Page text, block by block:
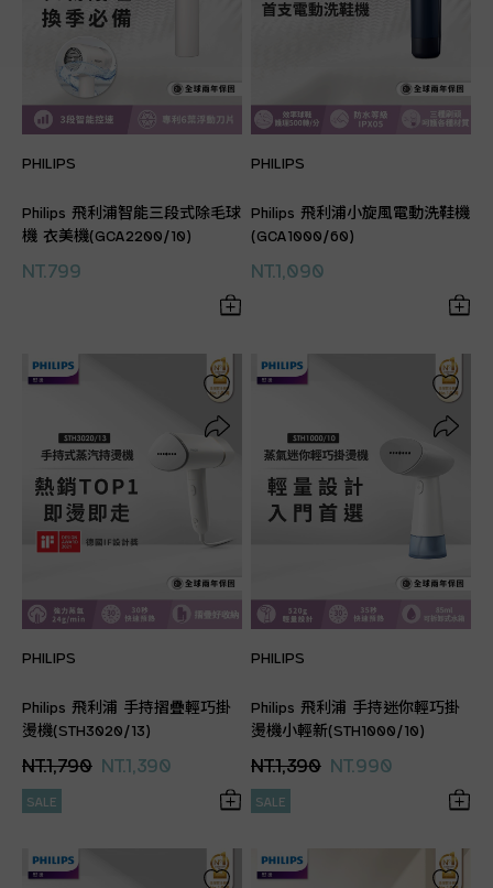
PHILIPS
Philips 飛利浦智能三段式除毛球
機 衣美機(GCA2200/10)
NT.799
PHILIPS
Philips 飛利浦小旋風電動洗鞋機
(GCA1000/60)
NT.1,090
PHILIPS
Philips 飛利浦 手持摺疊輕巧掛
燙機(STH3020/13)
NT.1,790 NT.1,390
SALE
PHILIPS
Philips 飛利浦 手持迷你輕巧掛
燙機小輕新(STH1000/10)
NT.1,390 NT.990
SALE